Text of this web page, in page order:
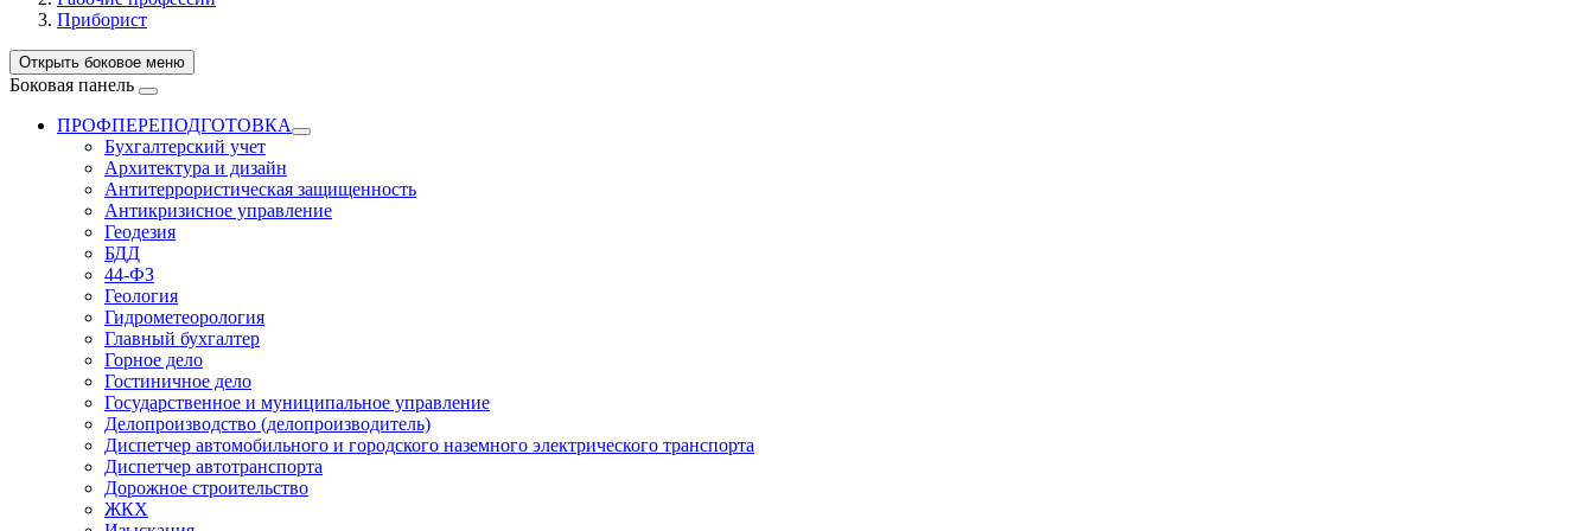
Приборист
Открыть боковое меню
Боковая панель
ПРОФПЕРЕПОДГОТОВКА
Бухгалтерский учет
Архитектура и дизайн
Антитеррористическая защищенность
Антикризисное управление
Геодезия
БДД
44-ФЗ
Геология
Гидрометеорология
Главный бухгалтер
Горное дело
Гостиничное дело
Государственное и муниципальное управление
Делопроизводство (делопроизводитель)
Диспетчер автомобильного и городского наземного электрического транспорта
Диспетчер автотранспорта
Дорожное строительство
ЖКХ